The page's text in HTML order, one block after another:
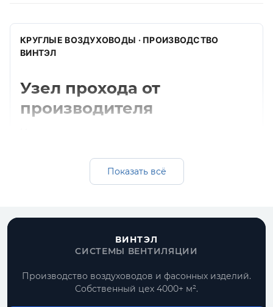
КРУГЛЫЕ ВОЗДУХОВОДЫ · ПРОИЗВОДСТВО
ВИНТЭЛ
Узел прохода от
производителя
толщину, материал и комплектующие под
монтажную схему.
Все круглые воздуховоды
По проекту
типовые позиции и нестандартные размеры
Показать всё
ВИНТЭЛ
СИСТЕМЫ ВЕНТИЛЯЦИИ
Производство воздуховодов и фасонных изделий.
Собственный цех 4000+ м².